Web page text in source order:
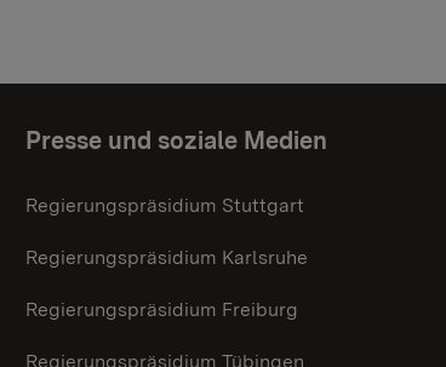
Presse und soziale Medien
Regierungspräsidium Stuttgart
Regierungspräsidium Karlsruhe
Regierungspräsidium Freiburg
Regierungspräsidium Tübingen